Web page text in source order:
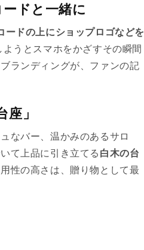
ドと一緒に
ードの上にショップロゴなどを
うとスマホをかざすその瞬間
ランディングが、ファンの記
」
なバー、温かみのあるサロ
て上品に引き立てる 白木の台
性の高さは、贈り物として最